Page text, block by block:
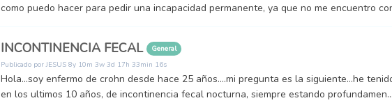
como puedo hacer para pedir una incapacidad permanente, ya que no me encuentro
INCONTINENCIA FECAL
General
Publicado porJESUS 8y 10m 3w 3d 17h 33min 16s
Hola...soy enfermo de crohn desde hace 25 años....mi pregunta es la siguiente...he
en los ultimos 10 años, de incontinencia fecal nocturna, siempre estando profundamen...